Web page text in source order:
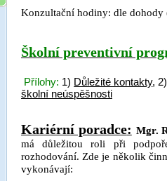
Konzultační hodiny: dle dohody
Školní preventivní
Přílohy: 1) Důležité kontakty,
školní neúspěšnosti
Kariérní poradce: Mgr.
má důležitou roli při
rozhodování. Zde je několik
vykonávají: